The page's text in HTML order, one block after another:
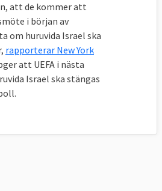
att de kommer att
i början av
om huruvida Israel ska
rapporterar New York
att UEFA i nästa
Israel ska stängas